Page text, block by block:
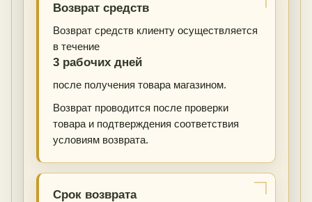
Возврат средств
Возврат средств клиенту осуществляется
в течение
3 рабочих дней
после получения товара магазином.
Возврат проводится после проверки
товара и подтверждения соответствия
условиям возврата.
Срок возврата